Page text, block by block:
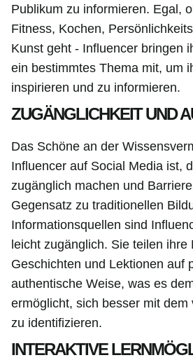
Publikum zu informieren. Egal,
Fitness, Kochen,
Kunst geht - Influencer bringen
ein bestimmtes Thema mit, um
inspirieren und zu informieren.
ZUGÄNGLICHKEIT UND
Das Schöne an der
Influencer auf Social Media ist,
zugänglich machen und
Gegensatz zu traditionellen
Informationsquellen sind
leicht zugänglich. Sie teilen ihre
Geschichten und Lektionen auf
authentische Weise, was es
ermöglicht, sich besser mit dem
zu identifizieren.
INTERAKTIVE